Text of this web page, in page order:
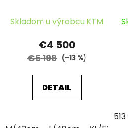
Skladom u výrobcu KTM
€4 500
€5 199 (–13 %)
DETAIL